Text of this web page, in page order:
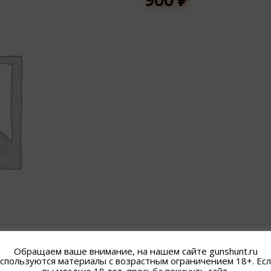
Обращаем ваше внимание, на нашем сайте gunshunt.ru
материалы с возрастным ограничением 18+.